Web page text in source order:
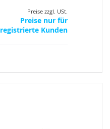
Preise zzgl. USt.
Preise nur für
registrierte Kunden